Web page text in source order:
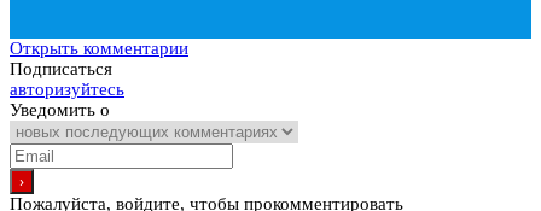
Открыть комментарии
Подписаться
авторизуйтесь
Уведомить о
Пожалуйста, войдите, чтобы прокомментировать